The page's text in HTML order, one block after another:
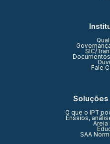
SIC/
Fale
O que o IPT
Ensaios,
Areia
SAA